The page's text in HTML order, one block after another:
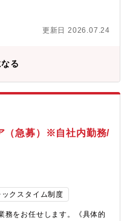
関わることができる・グロ
の強化につながる【今後のキ
ていく・グローバル案件に
更新日 2026.07.24
る
（急募）※自社内勤務/
ックスタイム制度
をお任せします。《具体的